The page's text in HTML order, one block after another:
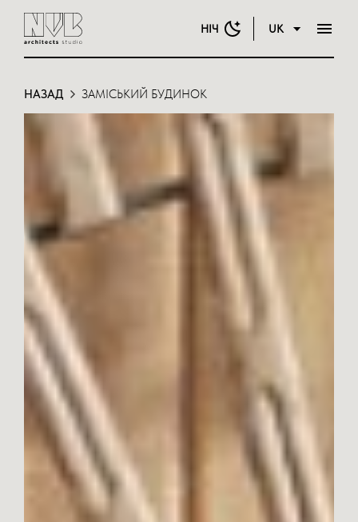
НІЧ UK
НАЗАД ЗАМІСЬКИЙ БУДИНОК